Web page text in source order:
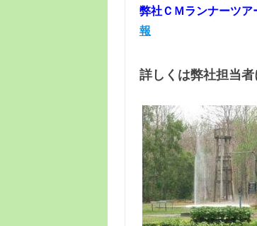
弊社ＣＭランナーツ
報
詳しくは弊社担当